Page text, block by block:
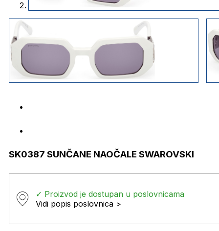
SK0387 SUNČANE NAOČALE SWAROVSKI
✓ Proizvod je dostupan u poslovnicama
Vidi popis poslovnica >